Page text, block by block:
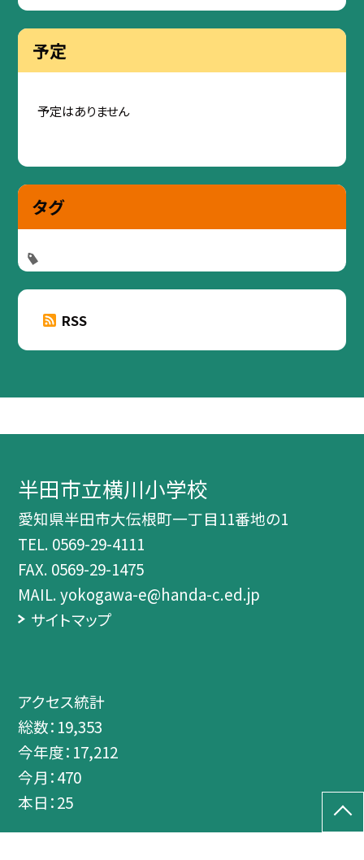
予定
予定はありません
タグ
RSS
半田市立横川小学校
愛知県半田市大伝根町一丁目11番地の1
TEL. 0569-29-4111
FAX. 0569-29-1475
MAIL. yokogawa-e@handa-c.ed.jp
サイトマップ
アクセス統計
総数： 19,353
今年度： 17,212
今月：470
本日：25